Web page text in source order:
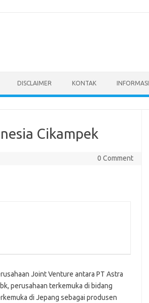
DISCLAIMER KONTAK INFORMASI
Cikampek
0 Comment
Joint Venture antara PT Astra
perusahaan terkemuka di bidang
di Jepang sebagai produsen